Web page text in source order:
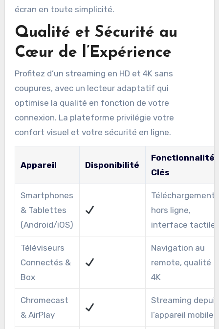
écran en toute simplicité.
Qualité et Sécurité au
Cœur de l’Expérience
Profitez d’un streaming en HD et 4K sans
coupures, avec un lecteur adaptatif qui
optimise la qualité en fonction de votre
connexion. La plateforme privilégie votre
confort visuel et votre sécurité en ligne.
Appareil Disponibilité
Fonctionnalités
Clés
Smartphones
& Tablettes
(Android/iOS)
Téléchargement
hors ligne,
interface tactile
Téléviseurs
Connectés &
Box
Navigation au
remote, qualité
4K
Chromecast
& AirPlay
Streaming depuis
l’appareil mobile